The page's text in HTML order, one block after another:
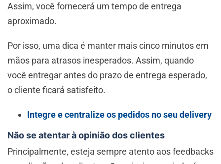
Assim, você fornecerá um tempo de entrega
aproximado.
Por isso, uma dica é manter mais cinco minutos em
mãos para atrasos inesperados. Assim, quando
você entregar antes do prazo de entrega esperado,
o cliente ficará satisfeito.
Integre e centralize os pedidos no seu delivery
Não se atentar à opinião dos clientes
Principalmente, esteja sempre atento aos feedbacks